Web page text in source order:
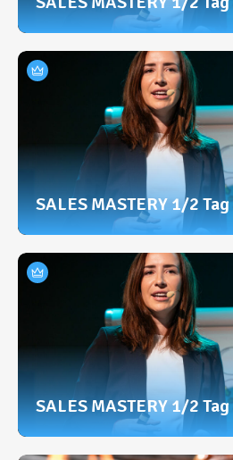
SALES MASTERY 1/2
SALES MASTERY 1/2